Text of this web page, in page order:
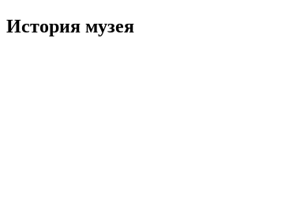
История музея